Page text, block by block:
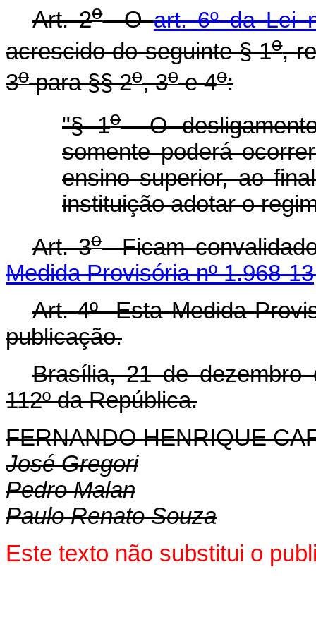
Art. 2oOart. 6º da Lei
acrescido do seguinte § 1o,
3opara §§ 2o, 3oe 4o:
"§ 1oO desligamento
somente poderá
ensino superior, ao
instituição adotar o
Art. 3oFicam
Medida Provisória nº 1.968-
Art. 4º Esta Medida
publicação.
Brasília, 21 de dezembro
112º da República.
FERNANDO HENRIQUE
José Gregori
Pedro Malan
Paulo Renato Souza
Este texto não substitui o